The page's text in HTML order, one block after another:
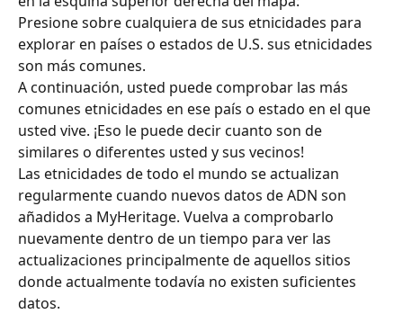
Presione sobre cualquiera de sus etnicidades para
explorar en países o estados de U.S. sus etnicidades
son más comunes. ​​
​​​​​​A continuación, usted puede comprobar las más
comunes etnicidades en ese país o estado en el que
usted vive. ¡Eso le puede decir cuanto son de
similares o diferentes usted y sus vecinos!​ ​​
Las etnicidades de todo el mundo se actualizan
regularmente cuando nuevos datos de ADN son
añadidos a MyHeritage. Vuelva a comprobarlo
nuevamente dentro de un tiempo para ver las
actualizaciones principalmente de aquellos sitios
donde actualmente todavía no existen suficientes
datos.​​​​​​​